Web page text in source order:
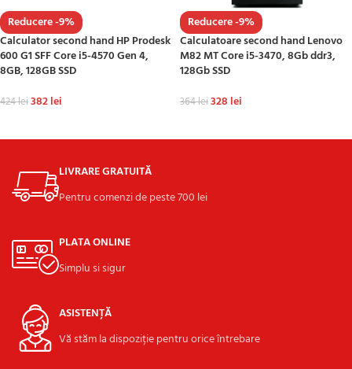
Reducere -9%
Calculator second hand HP Prodesk
600 G1 SFF Core i5-4570 Gen 4,
8GB, 128GB SSD
424lei382lei
Reducere -9%
Calculatoare second hand Lenovo
M82 MT Core i5-3470, 8Gb ddr3,
128Gb SSD
364lei328 lei
LIVRARE GRATUITĂ
Pentru comenzi de peste 700 lei
PLATA ONLINE
Simplu si sigur
ASISTENȚĂ
Vă stăm la dispoziție pentru orice întrebare